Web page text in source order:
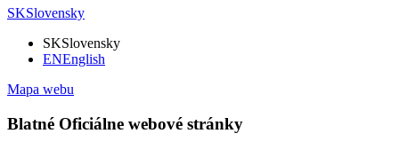
SKSlovensky
SKSlovensky
ENEnglish
Mapa webu
Blatné Oficiálne webové stránky